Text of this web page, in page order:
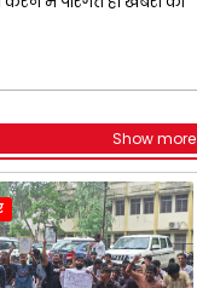
Show more